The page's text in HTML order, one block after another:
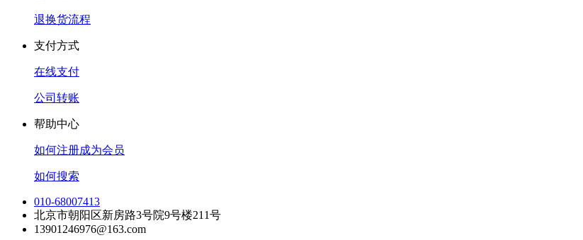
退换货流程
支付方式
在线支付
公司转账
帮助中心
如何注册成为会员
如何搜索
010-68007413
北京市朝阳区新房路3号院9号楼211号
13901246976@163.com